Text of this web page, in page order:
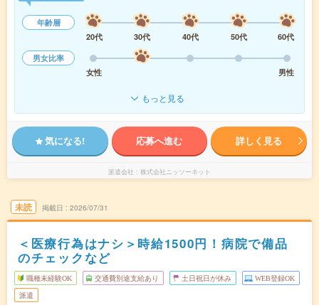
年齢層
20代
30代 40代 50代
60代
男女比率
女性
男性
もっと見る
気になる! 応募へ進む 詳しく見る
派遣会社 株式会社ニッソーネット
未読 掲載日 2026/07/31
＜医療行為はナシ＞時給1500円！病院で備品
のチェックなど
職種未経験OK 交通費別途支給あり 土日祝日が休み WEB登録OK
派遣